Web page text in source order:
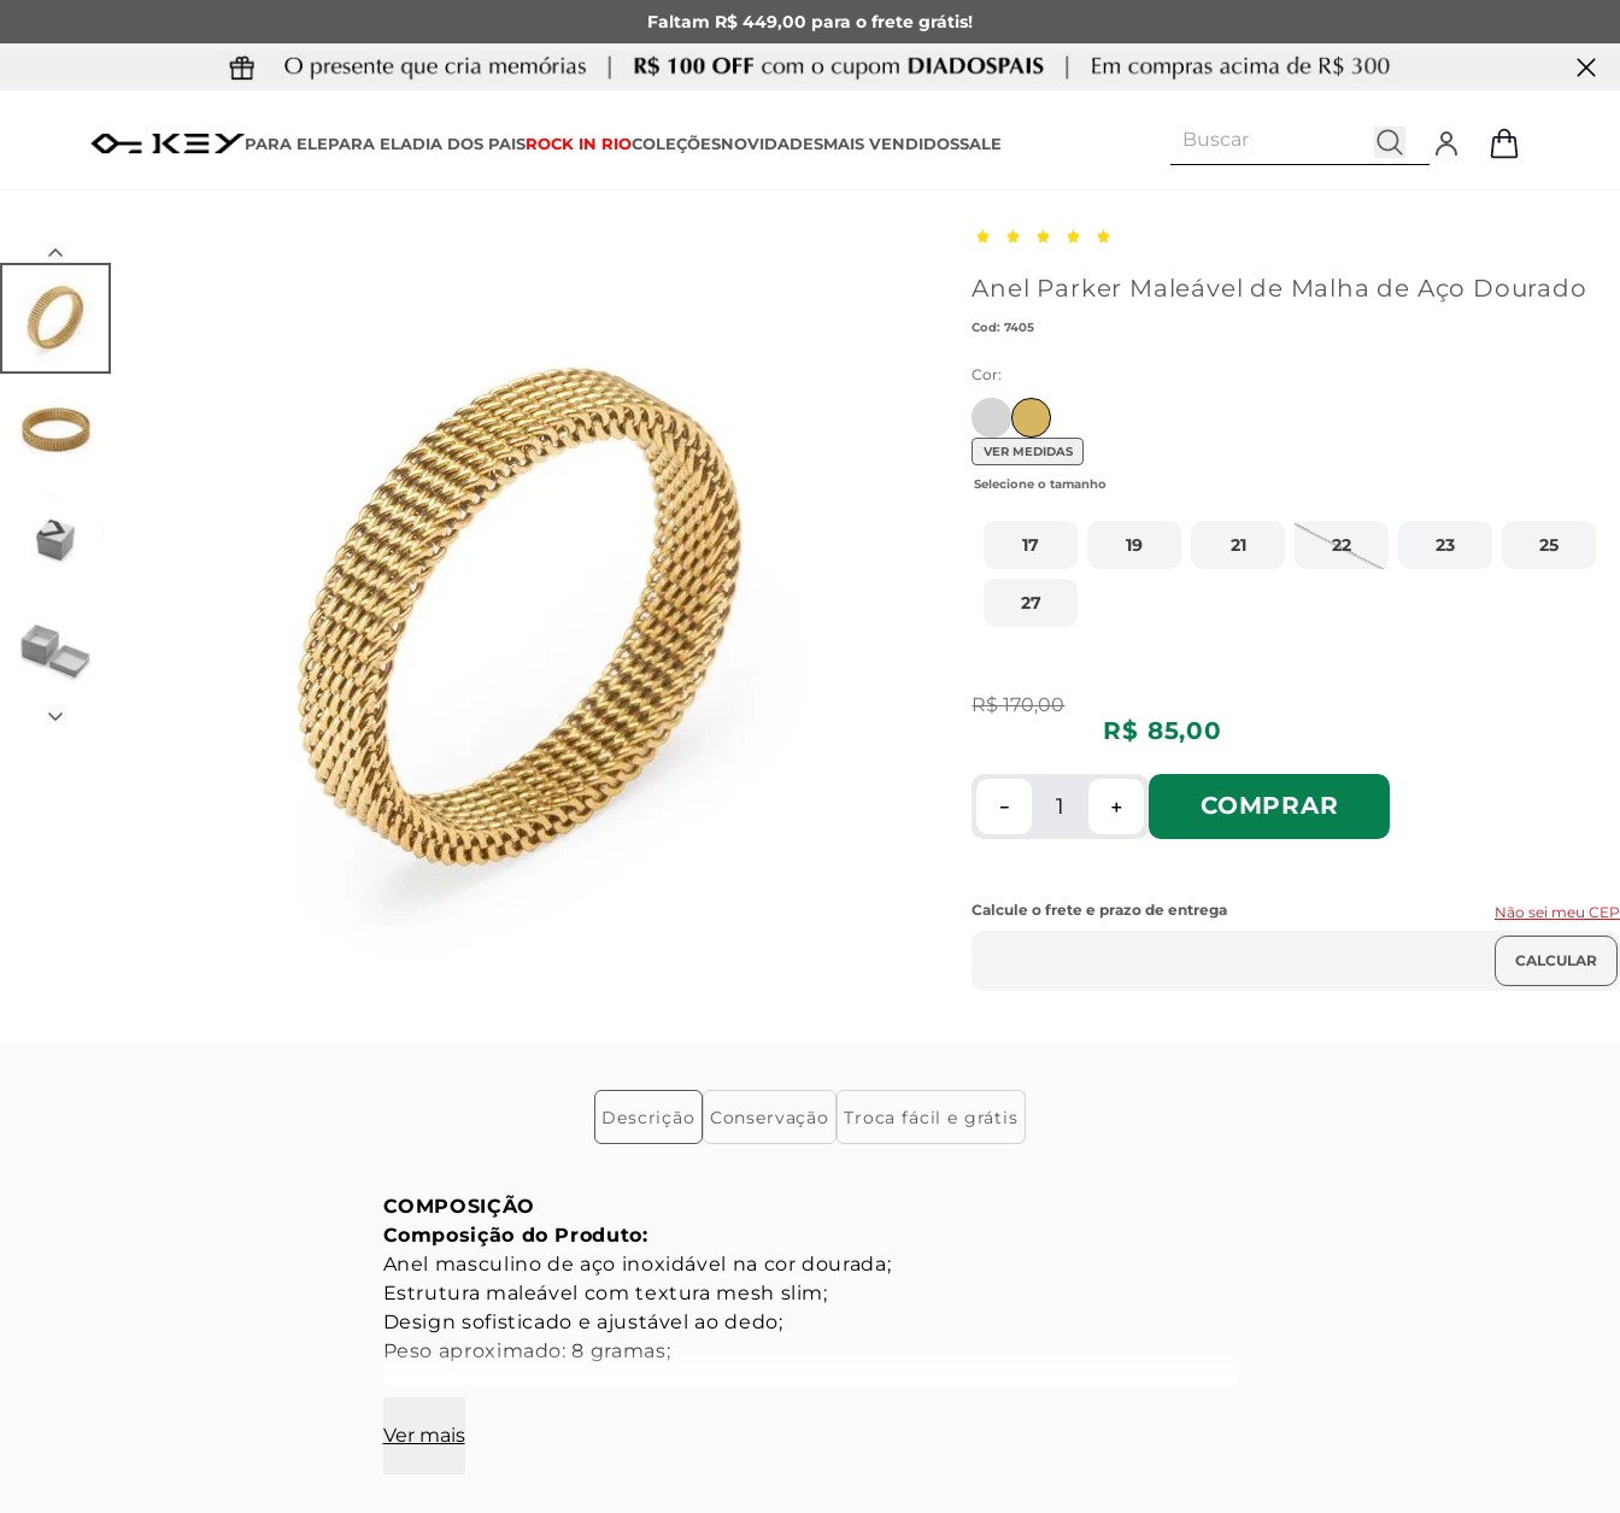
Faltam R$ 449,00 para o frete grátis!
PARA ELEPARA ELADIA DOS PAISROCK IN RIOCOLEÇÕESNOVIDADESMAIS VENDIDOSSALE
Anel Parker Maleável de Malha de Aço Dourado
:7405
Cor:
Ir para produto similar com cor Prata
VER MEDIDAS
17 19 21 22 23 25
27
R$ 170,00
R$ 85,00
＋
－ COMPRAR
Não sei meu CEP
Descrição Conservação Troca fácil e grátis
COMPOSIÇÃO
Composição do Produto:
Anel masculino de aço inoxidável na cor dourada;
Estrutura maleável com textura mesh slim;
Design sofisticado e ajustável ao dedo;
Peso aproximado: 8 gramas;
Base do Anel:
Ver mais